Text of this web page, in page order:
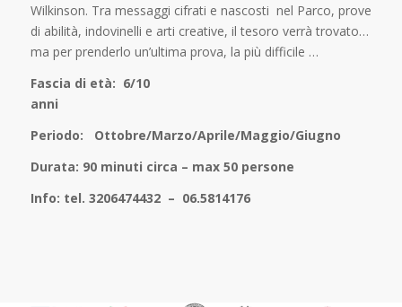
Wilkinson. Tra messaggi cifrati e nascosti nel Parco, prove
di abilità, indovinelli e arti creative, il tesoro verrà trovato…
ma per prenderlo un’ultima prova, la più difficile …
Fascia di età: 6/10
Periodo: Ottobre/Marzo/Aprile/Maggio/Giugno
Durata: 90 minuti circa – max 50 persone
Info: tel. 3206474432 – 06.5814176